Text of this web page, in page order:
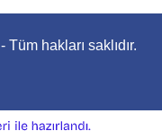
- Tüm hakları saklıdır.
e-